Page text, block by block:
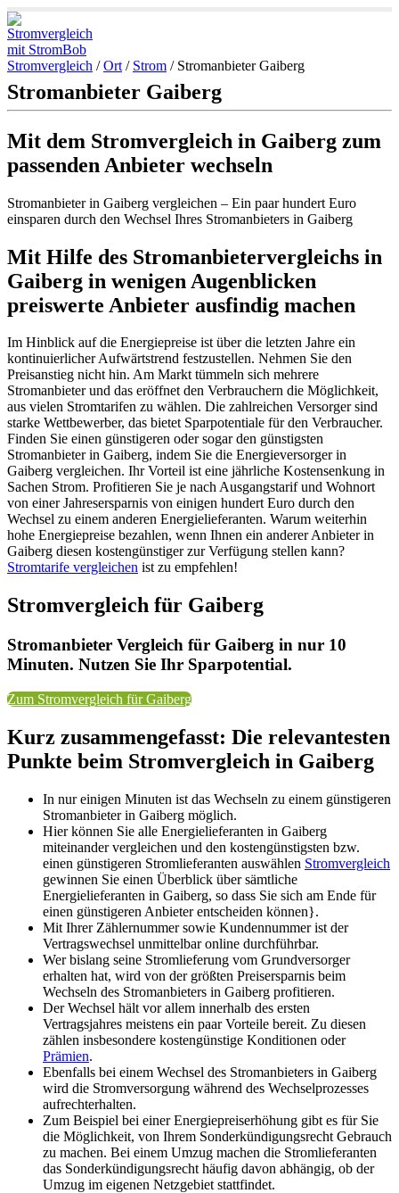
Stromvergleich /Ort / Strom / Stromanbieter Gaiberg
Stromanbieter Gaiberg
Mit dem Stromvergleich in Gaiberg zum
passenden Anbieter wechseln
Stromanbieter in Gaiberg vergleichen – Ein paar hundert Euro
einsparen durch den Wechsel Ihres Stromanbieters in Gaiberg
Mit Hilfe des Stromanbietervergleichs in
Gaiberg in wenigen Augenblicken
preiswerte Anbieter ausfindig machen
Im Hinblick auf die Energiepreise ist über die letzten Jahre ein
kontinuierlicher Aufwärtstrend festzustellen. Nehmen Sie den
Preisanstieg nicht hin. Am Markt tümmeln sich mehrere
Stromanbieter und das eröffnet den Verbrauchern die Möglichkeit,
aus vielen Stromtarifen zu wählen. Die zahlreichen Versorger sind
starke Wettbewerber, das bietet Sparpotentiale für den Verbraucher.
Finden Sie einen günstigeren oder sogar den günstigsten
Stromanbieter in Gaiberg, indem Sie die Energieversorger in
Gaiberg vergleichen. Ihr Vorteil ist eine jährliche Kostensenkung in
Sachen Strom. Profitieren Sie je nach Ausgangstarif und Wohnort
von einer Jahresersparnis von einigen hundert Euro durch den
Wechsel zu einem anderen Energielieferanten. Warum weiterhin
hohe Energiepreise bezahlen, wenn Ihnen ein anderer Anbieter in
Gaiberg diesen kostengünstiger zur Verfügung stellen kann?
Stromtarife vergleichen ist zu empfehlen!
Stromvergleich für Gaiberg
Stromanbieter Vergleich für Gaiberg in nur 10
Minuten. Nutzen Sie Ihr Sparpotential.
Zum Stromvergleich für Gaiberg
Kurz zusammengefasst: Die relevantesten
Punkte beim Stromvergleich in Gaiberg
In nur einigen Minuten ist das Wechseln zu einem günstigeren
Stromanbieter in Gaiberg möglich.
Hier können Sie alle Energielieferanten in Gaiberg
miteinander vergleichen und den kostengünstigsten bzw.
einen günstigeren Stromlieferanten auswählen Stromvergleich
gewinnen Sie einen Überblick über sämtliche
Energielieferanten in Gaiberg, so dass Sie sich am Ende für
einen günstigeren Anbieter entscheiden können}.
Mit Ihrer Zählernummer sowie Kundennummer ist der
Vertragswechsel unmittelbar online durchführbar.
Wer bislang seine Stromlieferung vom Grundversorger
erhalten hat, wird von der größten Preisersparnis beim
Wechseln des Stromanbieters in Gaiberg profitieren.
Der Wechsel hält vor allem innerhalb des ersten
Vertragsjahres meistens ein paar Vorteile bereit. Zu diesen
zählen insbesondere kostengünstige Konditionen oder
Prämien.
Ebenfalls bei einem Wechsel des Stromanbieters in Gaiberg
wird die Stromversorgung während des Wechselprozesses
aufrechterhalten.
Zum Beispiel bei einer Energiepreiserhöhung gibt es für Sie
die Möglichkeit, von Ihrem Sonderkündigungsrecht Gebrauch
zu machen. Bei einem Umzug machen die Stromlieferanten
das Sonderkündigungsrecht häufig davon abhängig, ob der
Umzug im eigenen Netzgebiet stattfindet.